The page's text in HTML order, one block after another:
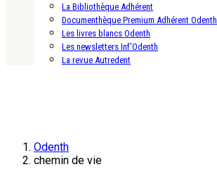
La Bibliothèque Adhérent
Documenthèque Premium Adhérent Odenth
Les livres blancs Odenth
Les newsletters Inf’Odenth
La revue Autredent
Odenth
chemin de vie